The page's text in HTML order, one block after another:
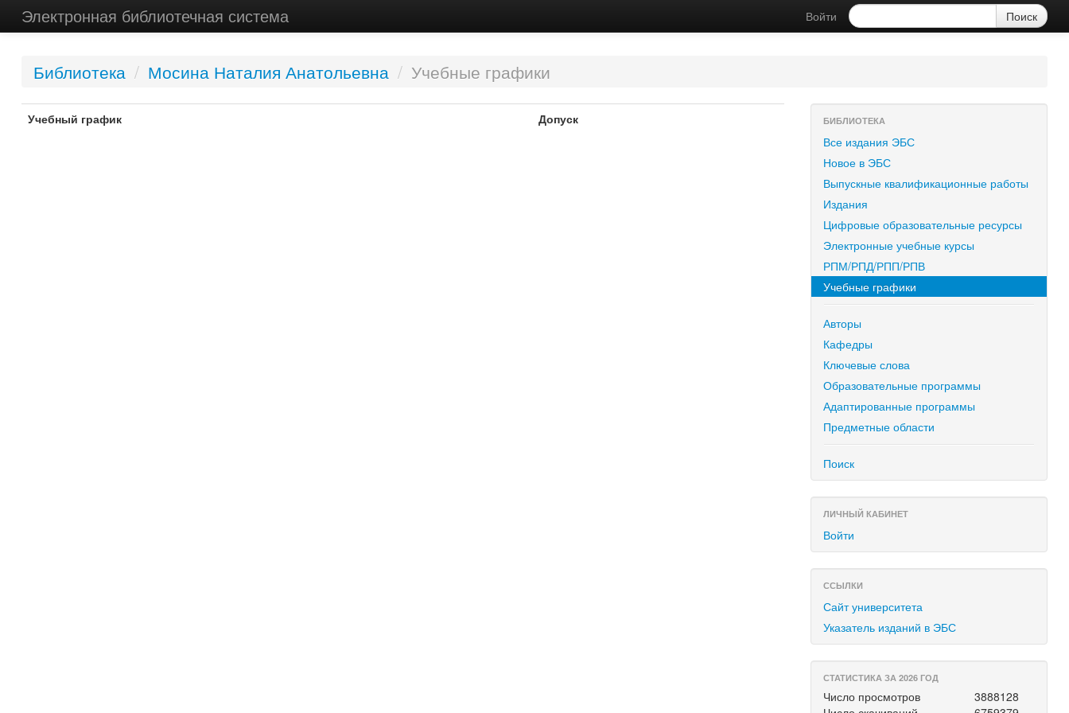
Электронная библиотечная система Войти
Библиотека / Мосина Наталия Анатольевна / Учебные графики
Учебный график Допуск БИБЛИОТЕКА
Все издания ЭБС
Новое в ЭБС
Выпускные квалификационные работы
Издания
Цифровые образовательные ресурсы
Электронные учебные курсы
РПМ/РПД/РПП/РПВ
Учебные графики
Авторы
Кафедры
Ключевые слова
Образовательные программы
Адаптированные программы
Предметные области
Поиск
ЛИЧНЫЙ КАБИНЕТ
Войти
ССЫЛКИ
Сайт университета
Указатель изданий в ЭБС
СТАТИСТИКА ЗА 2026 ГОД
Число просмотров
3888128